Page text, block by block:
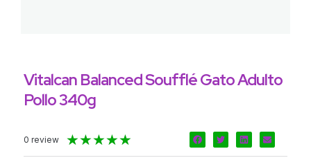
Vitalcan Balanced Soufflé Gato Adulto
Pollo 340g
0 review ★★★★★
con